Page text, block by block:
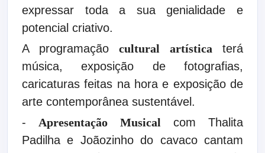
expressar toda a sua genialidade e
potencial criativo.
A programação
cultural artística terá
música, exposição de fotografias,
caricaturas feitas na hora e exposição de
arte contemporânea sustentável.
-
Apresentação Musical
com Thalita
Padilha e Joãozinho do cavaco cantam